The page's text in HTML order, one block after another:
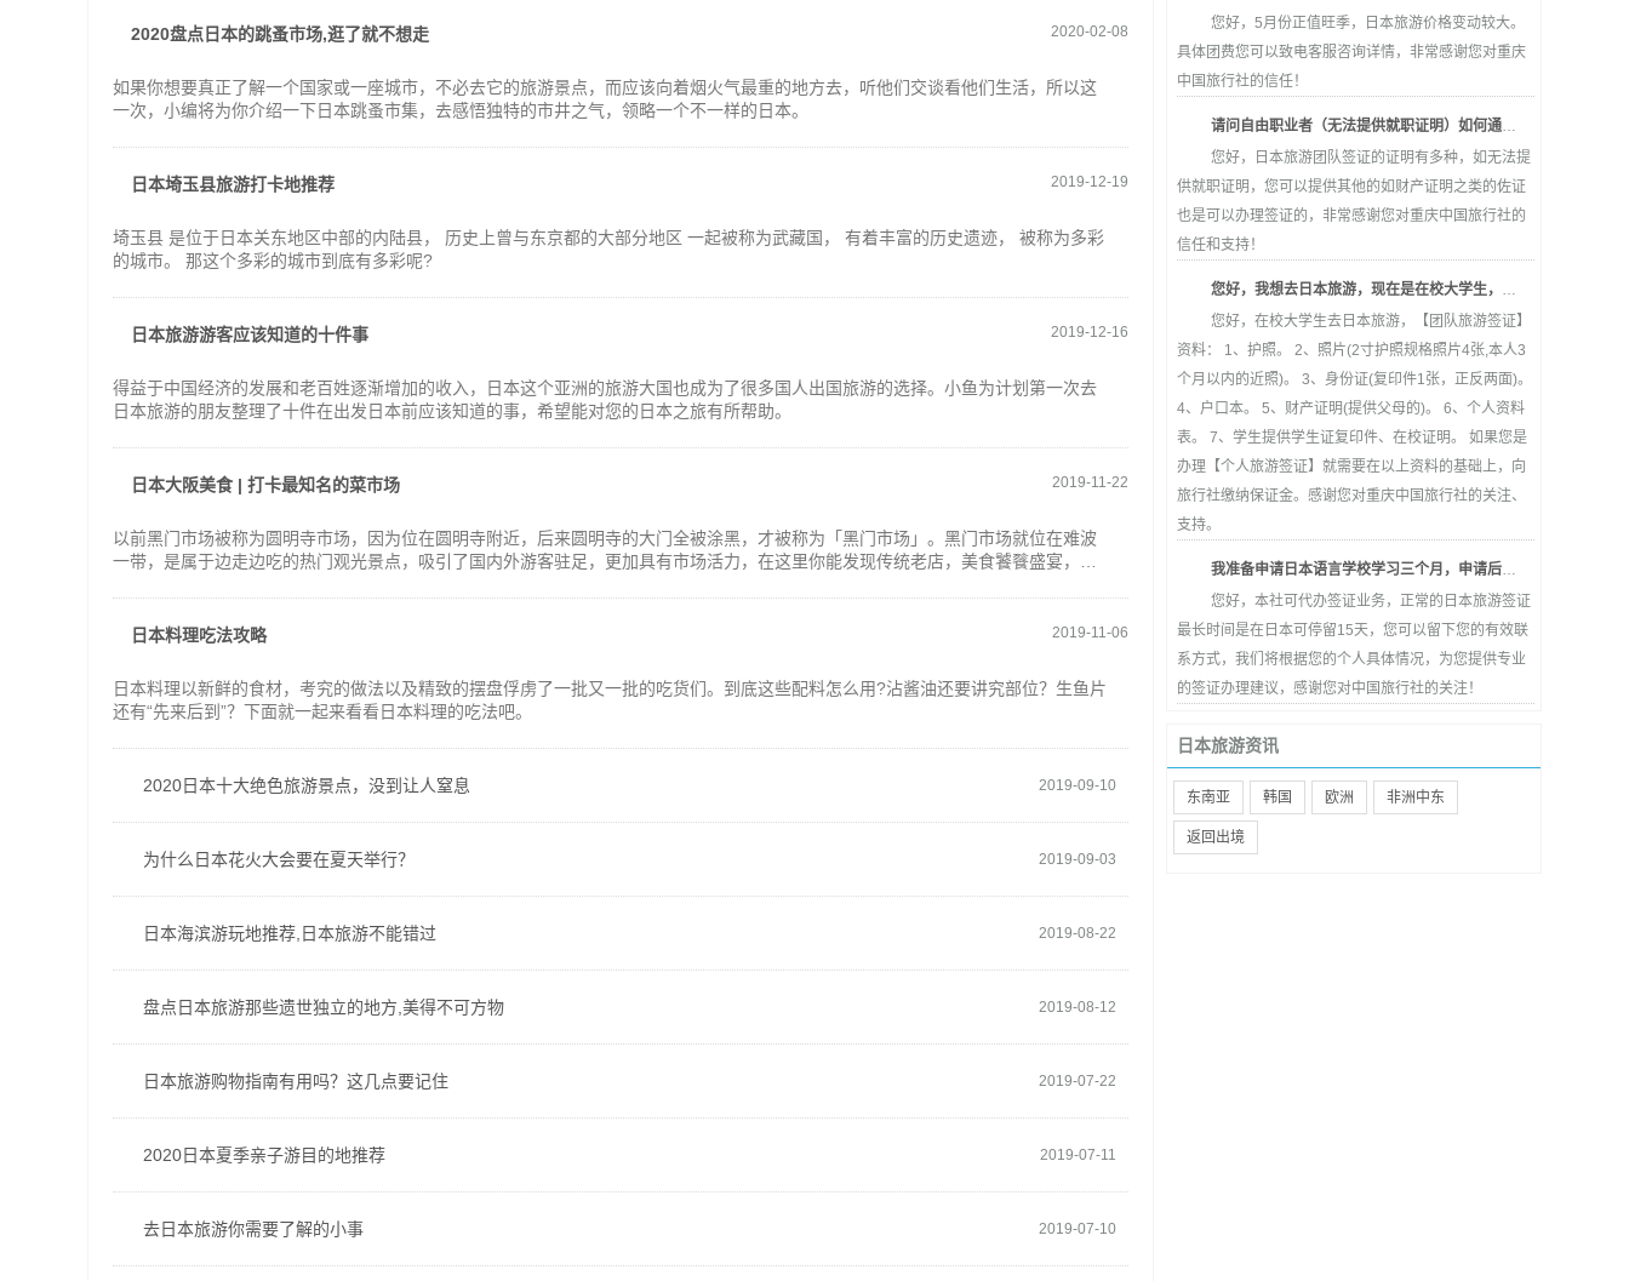
2020盘点日本的跳蚤市场,逛了就不想走 2020-02-08
如果你想要真正了解一个国家或一座城市，不必去它的旅游景点，而应该向着烟火气最重的地方去，听他们交谈看他们生活，所以这
一次，小编将为你介绍一下日本跳蚤市集，去感悟独特的市井之气，领略一个不一样的日本。
日本埼玉县旅游打卡地推荐 2019-12-19
埼玉县 是位于日本关东地区中部的内陆县， 历史上曾与东京都的大部分地区 一起被称为武藏国， 有着丰富的历史遗迹， 被称为多彩
的城市。 那这个多彩的城市到底有多彩呢?
日本旅游游客应该知道的十件事 2019-12-16
得益于中国经济的发展和老百姓逐渐增加的收入，日本这个亚洲的旅游大国也成为了很多国人出国旅游的选择。小鱼为计划第一次去
日本旅游的朋友整理了十件在出发日本前应该知道的事，希望能对您的日本之旅有所帮助。
日本大阪美食 | 打卡最知名的菜市场 2019-11-22
以前黑门市场被称为圆明寺市场，因为位在圆明寺附近，后来圆明寺的大门全被涂黑，才被称为「黑门市场」。黑门市场就位在难波
一带，是属于边走边吃的热门观光景点，吸引了国内外游客驻足，更加具有市场活力，在这里你能发现传统老店，美食饕餮盛宴，当
日本料理吃法攻略 2019-11-06
日本料理以新鲜的食材，考究的做法以及精致的摆盘俘虏了一批又一批的吃货们。到底这些配料怎么用?沾酱油还要讲究部位？生鱼片
还有“先来后到”？下面就一起来看看日本料理的吃法吧。
2020日本十大绝色旅游景点，没到让人窒息 2019-09-10
为什么日本花火大会要在夏天举行？ 2019-09-03
日本海滨游玩地推荐,日本旅游不能错过 2019-08-22
盘点日本旅游那些遗世独立的地方,美得不可方物 2019-08-12
日本旅游购物指南有用吗？这几点要记住 2019-07-22
2020日本夏季亲子游目的地推荐 2019-07-11
去日本旅游你需要了解的小事 2019-07-10
您好，5月份正值旺季，日本旅游价格变动较大。
具体团费您可以致电客服咨询详情，非常感谢您对重庆
中国旅行社的信任！
请问自由职业者（无法提供就职证明）如何通过贵社取得日本旅游团体游签证？
您好，日本旅游团队签证的证明有多种，如无法提
供就职证明，您可以提供其他的如财产证明之类的佐证
也是可以办理签证的，非常感谢您对重庆中国旅行社的
信任和支持！
您好，我想去日本旅游，现在是在校大学生，请问下签证所需存款证明可以提供父母的吗？出游需要向旅行社缴保证金吗？
您好，在校大学生去日本旅游，【团队旅游签证】
资料： 1、护照。 2、照片(2寸护照规格照片4张,本人3
个月以内的近照)。 3、身份证(复印件1张，正反两面)。
4、户口本。 5、财产证明(提供父母的)。 6、个人资料
表。 7、学生提供学生证复印件、在校证明。 如果您是
办理【个人旅游签证】就需要在以上资料的基础上，向
旅行社缴纳保证金。感谢您对重庆中国旅行社的关注、
支持。
我准备申请日本语言学校学习三个月，申请后可以在旅行社办理3个月旅游签证吗？ 我之前去过日本三次。 谢谢
您好，本社可代办签证业务，正常的日本旅游签证
最长时间是在日本可停留15天，您可以留下您的有效联
系方式，我们将根据您的个人具体情况，为您提供专业
的签证办理建议，感谢您对中国旅行社的关注！
日本旅游资讯
东南亚 韩国 欧洲 非洲中东
返回出境